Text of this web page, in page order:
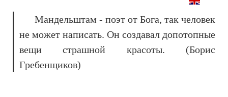
Мандельштам - поэт от Бога, так человек
не может написать. Он создавал допотопные
вещи страшной красоты. (Борис
Гребенщиков)